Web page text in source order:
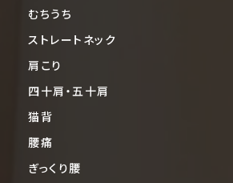
むちうち
ストレートネック
肩こり
四十肩・五十肩
猫背
腰痛
ぎっくり腰